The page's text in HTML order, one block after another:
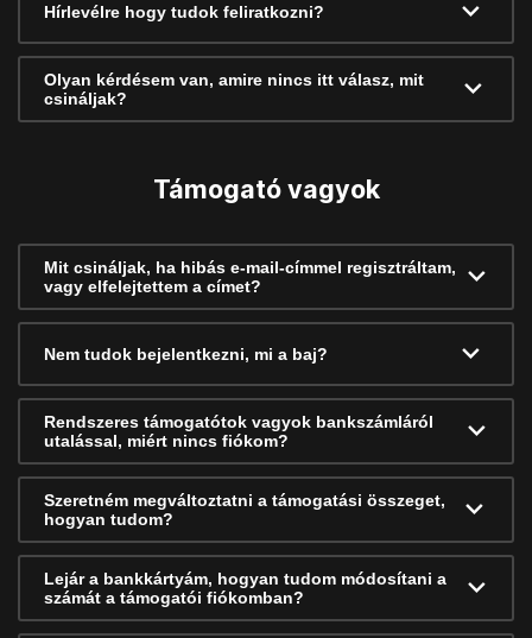
Hírlevélre hogy tudok feliratkozni?
Olyan kérdésem van, amire nincs itt válasz, mit
csináljak?
Támogató vagyok
Mit csináljak, ha hibás e-mail-címmel regisztráltam,
vagy elfelejtettem a címet?
Nem tudok bejelentkezni, mi a baj?
Rendszeres támogatótok vagyok bankszámláról
utalással, miért nincs fiókom?
Szeretném megváltoztatni a támogatási összeget,
hogyan tudom?
Lejár a bankkártyám, hogyan tudom módosítani a
számát a támogatói fiókomban?